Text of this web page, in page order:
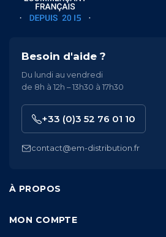
À PROPOS
MON COMPTE
Besoin d'aide ?
Du lundi au vendredi
de 8h à 12h – 13h30 à 17h30
+33 (0)3 52 76 01 10
contact@em-distribution.fr